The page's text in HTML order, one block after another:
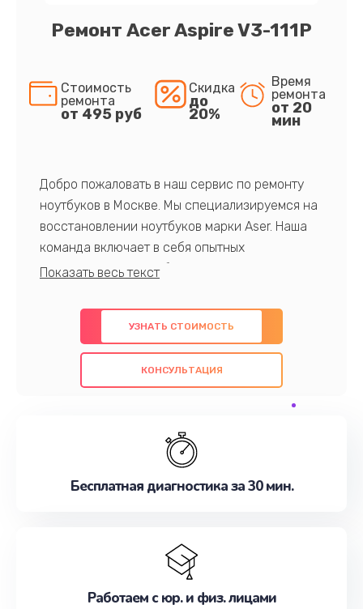
Ремонт Acer Aspire V3-111P
Стоимость
ремонта
от 495 руб
Скидка
до
20%
Время
ремонта
от 20
мин
Добро пожаловать в наш сервис по ремонту
ноутбуков в Москве. Мы специализируемся на
восстановлении ноутбуков марки Aser. Наша
команда включает в себя опытных
профессионалов с обширными знаниями и
предлагаем быстрый и качественный ремонт с
использованием оригинальных компонентов, а
также гарантируем качество всех
проведенных работ. Наша цель - предоставить
наилучшим образом. Не медлите записаться на
УЗНАТЬ СТОИМОСТЬ
КОНСУЛЬТАЦИЯ
Бесплатная диагностика за 30 мин.
Работаем с юр. и физ. лицами